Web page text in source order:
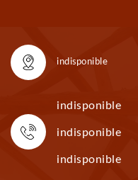
indisponible
indisponible
indisponible
indisponible